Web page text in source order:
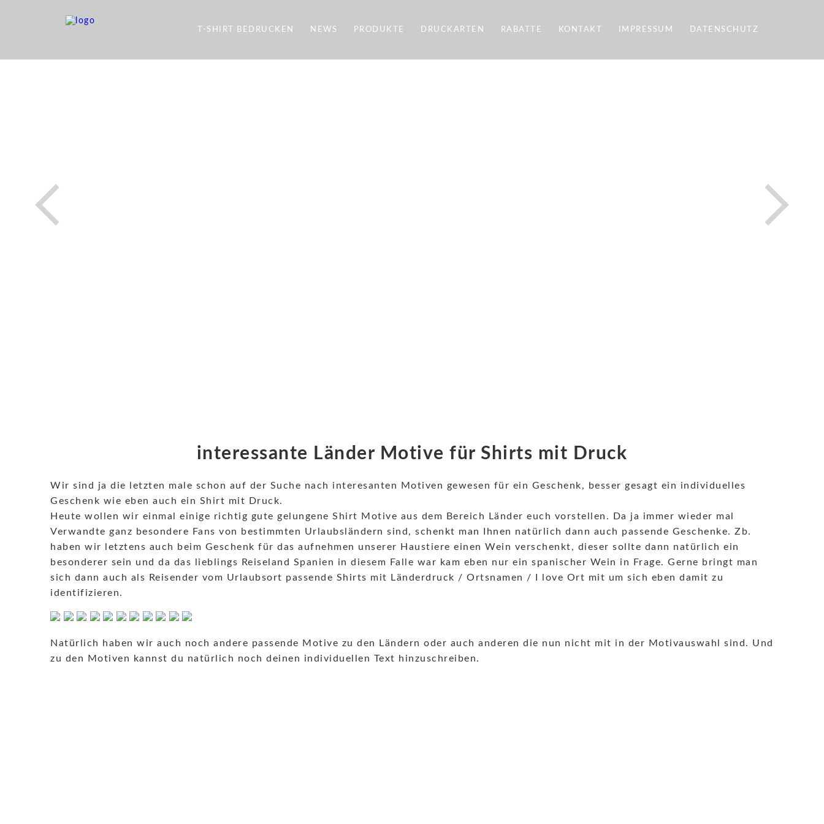
T-SHIRT BEDRUCKEN NEWS PRODUKTE DRUCKARTEN RABATTE KONTAKT IMPRESSUM DATENSCHUTZ
interessante Länder Motive für Shirts mit Druck
Wir sind ja die letzten male schon auf der Suche nach interesanten Motiven gewesen für ein Geschenk, besser gesagt ein individuelles
Geschenk wie eben auch ein Shirt mit Druck.
Heute wollen wir einmal einige richtig gute gelungene Shirt Motive aus dem Bereich Länder euch vorstellen. Da ja immer wieder mal
Verwandte ganz besondere Fans von bestimmten Urlaubsländern sind, schenkt man Ihnen natürlich dann auch passende Geschenke. Zb.
haben wir letztens auch beim Geschenk für das aufnehmen unserer Haustiere einen Wein verschenkt, dieser sollte dann natürlich ein
besonderer sein und da das lieblings Reiseland Spanien in diesem Falle war kam eben nur ein spanischer Wein in Frage. Gerne bringt man
sich dann auch als Reisender vom Urlaubsort passende Shirts mit Länderdruck / Ortsnamen / I love Ort mit um sich eben damit zu
identifizieren.
Natürlich haben wir auch noch andere passende Motive zu den Ländern oder auch anderen die nun nicht mit in der Motivauswahl sind. Und
zu den Motiven kannst du natürlich noch deinen individuellen Text hinzuschreiben.